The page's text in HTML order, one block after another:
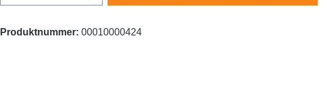
Produktnummer: 00010000424